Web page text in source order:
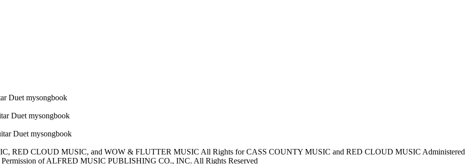
RED CLOUD MUSIC, and WOW & FLUTTER MUSIC All Rights for CASS COUNTY MUSIC and RED CLOUD MUSIC Administered
of ALFRED MUSIC PUBLISHING CO., INC. All Rights Reserved